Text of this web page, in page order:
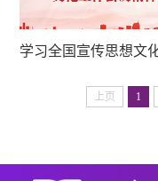
上页 1